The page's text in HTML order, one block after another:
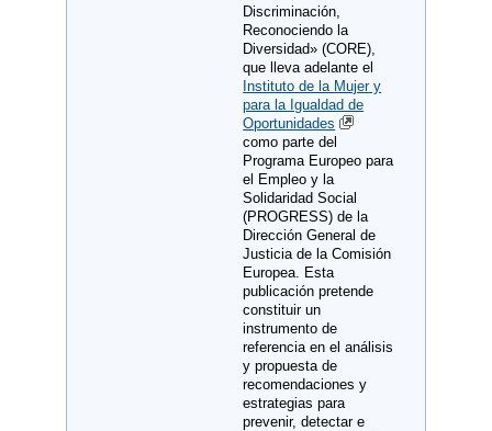
Discriminación,
Reconociendo la
Diversidad» (CORE),
que lleva adelante el
Instituto de la Mujer y
para la Igualdad de
Oportunidades
como parte del
Programa Europeo para
el Empleo y la
Solidaridad Social
(PROGRESS) de la
Dirección General de
Justicia de la Comisión
Europea. Esta
publicación pretende
constituir un
instrumento de
referencia en el análisis
y propuesta de
recomendaciones y
estrategias para
prevenir, detectar e